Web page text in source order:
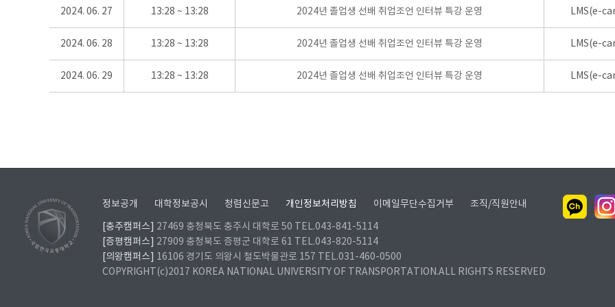
2024. 06. 27 13:28 ~ 13:28 2024년 졸업생 선배 취업조언 인터뷰 특강 운영 LMS(e-
2024. 06. 28 13:28 ~ 13:28 2024년 졸업생 선배 취업조언 인터뷰 특강 운영 LMS(e-
2024. 06. 29 13:28 ~ 13:28 2024년 졸업생 선배 취업조언 인터뷰 특강 운영 LMS(e-
정보공개 대학정보공시 청렴신문고 개인정보처리방침 이메일무단수집거부 조직/직원안내
[충주캠퍼스]
27469 충청북도 충주시 대학로 50 TEL.043-841-5114
[증평캠퍼스]
27909 충청북도 증평군 대학로 61 TEL.043-820-5114
[의왕캠퍼스]
16106 경기도 의왕시 철도박물관로 157 TEL.031-460-0500
COPYRIGHT(c)2017 KOREA NATIONAL UNIVERSITY OF TRANSPORTATION.ALL RIGHTS RESERVED